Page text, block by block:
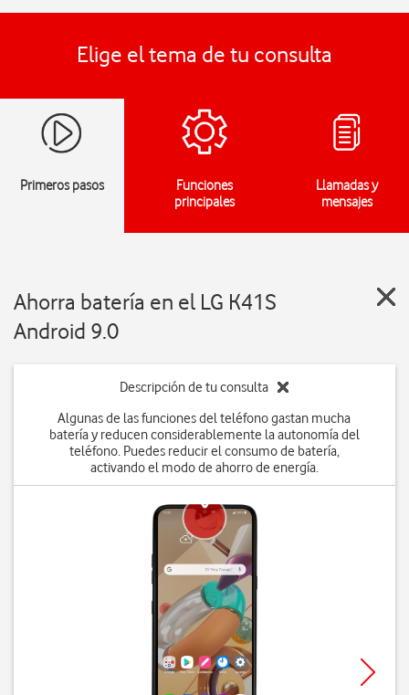
Elige el tema de tu consulta
Primeros pasos
Funciones
principales
Llamadas y
mensajes
Ahorra batería en el LG K41S
Android 9.0
Descripción de tu consulta
Algunas de las funciones del teléfono gastan mucha
batería y reducen considerablemente la autonomía del
teléfono. Puedes reducir el consumo de batería,
activando el modo de ahorro de energía.